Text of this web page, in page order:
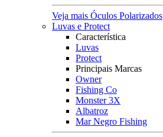
Veja mais Óculos Polarizados
Luvas e Protect
Característica
Luvas
Protect
Principais Marcas
Owner
Fishing Co
Monster 3X
Albatroz
Mar Negro Fishing